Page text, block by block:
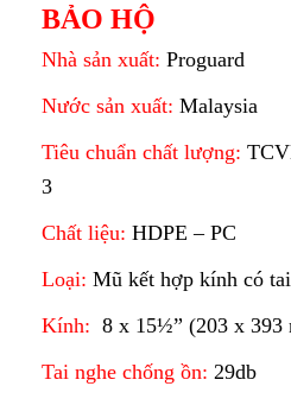
BẢO HỘ
Nhà sản xuất: Proguard
Nước sản xuất: Malaysia
Tiêu chuẩn chất lượng:
3
Chất liệu: HDPE – PC
Loại: Mũ kết hợp kính có
Kính: 8 x 15½” (203 x 393
Tai nghe chống ồn: 29db